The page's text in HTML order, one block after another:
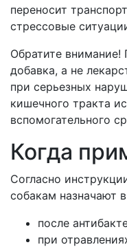
переносит
стрессовые
Обратите внимание!
добавка, а не
при серьезных
кишечного тракта
вспомогательного
Когда
Согласно
собакам назначают
после
при